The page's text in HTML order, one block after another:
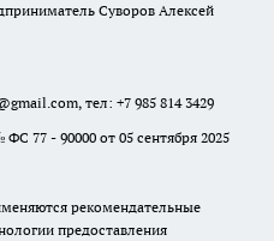
Суворов Алексей
тел: +7 985 814 3429
77 - 90000 от 05 сентября 2025
рекомендательные
предоставления